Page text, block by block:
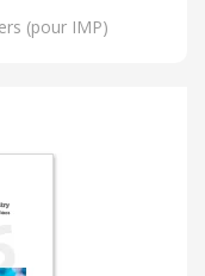
(pour IMP)